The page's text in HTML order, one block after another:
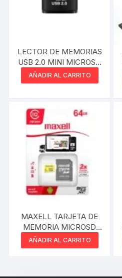
LECTOR DE MEMORIAS
USB 2.0 MINI MICROSD
EN BOLSA
AÑADIR AL CARRITO
MAXELL TARJETA DE
MEMORIA MICROSD
64GB
AÑADIR AL CARRITO